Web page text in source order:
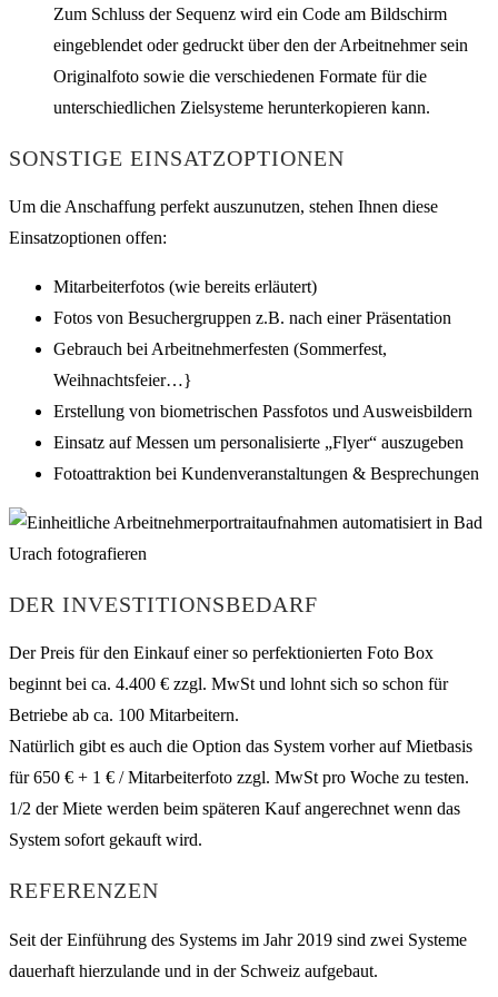
Zum Schluss der Sequenz wird ein Code am Bildschirm
eingeblendet oder gedruckt über den der Arbeitnehmer sein
Originalfoto sowie die verschiedenen Formate für die
unterschiedlichen Zielsysteme herunterkopieren kann.
SONSTIGE EINSATZOPTIONEN
Um die Anschaffung perfekt auszunutzen, stehen Ihnen diese
Einsatzoptionen offen:
Mitarbeiterfotos (wie bereits erläutert)
Fotos von Besuchergruppen z.B. nach einer Präsentation
Gebrauch bei Arbeitnehmerfesten (Sommerfest,
Weihnachtsfeier…}
Erstellung von biometrischen Passfotos und Ausweisbildern
Einsatz auf Messen um personalisierte „Flyer“ auszugeben
Fotoattraktion bei Kundenveranstaltungen & Besprechungen
DER INVESTITIONSBEDARF
Der Preis für den Einkauf einer so perfektionierten Foto Box
beginnt bei ca. 4.400 € zzgl. MwSt und lohnt sich so schon für
Betriebe ab ca. 100 Mitarbeitern.
Natürlich gibt es auch die Option das System vorher auf Mietbasis
für 650 € + 1 € / Mitarbeiterfoto zzgl. MwSt pro Woche zu testen.
1/2 der Miete werden beim späteren Kauf angerechnet wenn das
System sofort gekauft wird.
REFERENZEN
Seit der Einführung des Systems im Jahr 2019 sind zwei Systeme
dauerhaft hierzulande und in der Schweiz aufgebaut.